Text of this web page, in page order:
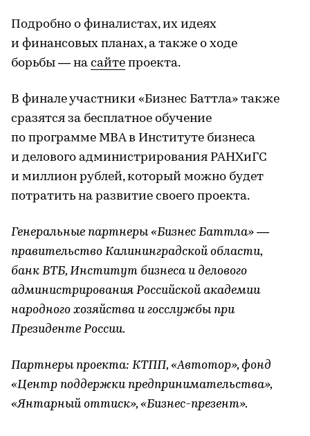
Подробно о финалистах, их идеях
и финансовых планах, а также о ходе
борьбы — на сайте проекта.
В финале участники «Бизнес Баттла» также
сразятся за бесплатное обучение
по программе МВА в Институте бизнеса
и делового администрирования РАНХиГС
и миллион рублей, который можно будет
потратить на развитие своего проекта.
Генеральные партнеры «Бизнес Баттла» —
правительство Калининградской области,
банк ВТБ, Институт бизнеса и делового
администрирования Российской академии
народного хозяйства и госслужбы при
Президенте России.
Партнеры проекта: КТПП, «Автотор», фонд
«Центр поддержки предпринимательства»,
«Янтарный оттиск», «Бизнес-презент».